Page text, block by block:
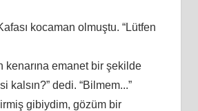
kocaman olmuştu. “Lütfen
kenarına emanet bir şekilde
kalsın?” dedi. “Bilmem...”
gibiydim, gözüm bir